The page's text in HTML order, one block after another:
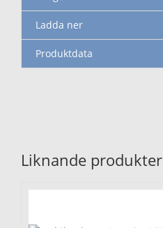
Ladda ner
Produktdata
Liknande produkter